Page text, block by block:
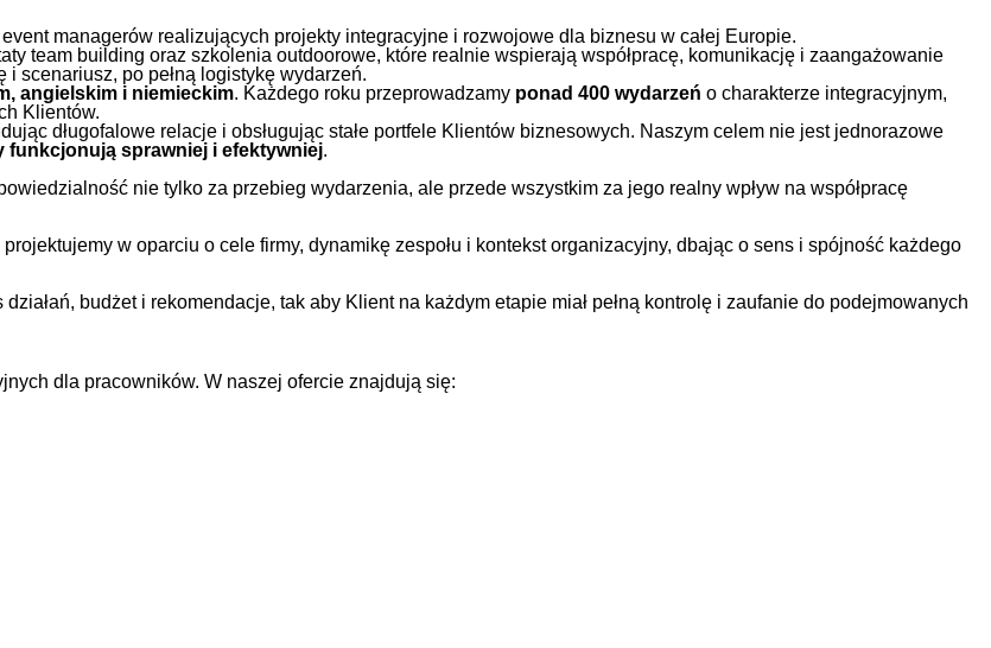
managerów realizujących projekty integracyjne i rozwojowe dla biznesu w całej Europie.
team building oraz szkolenia outdoorowe, które realnie wspierają współpracę, komunikację i zaangażowanie
i scenariusz, po pełną logistykę wydarzeń.
angielskim i niemieckim. Każdego roku przeprowadzamy ponad 400 wydarzeń o charakterze integracyjnym,
Klientów.
długofalowe relacje i obsługując stałe portfele Klientów biznesowych. Naszym celem nie jest jednorazowe
funkcjonują sprawniej i efektywniej.
nie tylko za przebieg wydarzenia, ale przede wszystkim za jego realny wpływ na współpracę
w oparciu o cele firmy, dynamikę zespołu i kontekst organizacyjny, dbając o sens i spójność każdego
budżet i rekomendacje, tak aby Klient na każdym etapie miał pełną kontrolę i zaufanie do podejmowanych
dla pracowników. W naszej ofercie znajdują się: